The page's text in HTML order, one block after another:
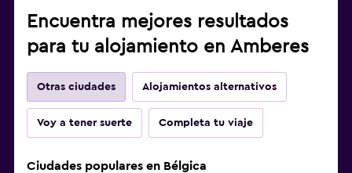
Encuentra mejores resultados
para tu alojamiento en Amberes
Otras ciudades Alojamientos alternativos
Voy a tener suerte Completa tu viaje
Ciudades populares en Bélgica